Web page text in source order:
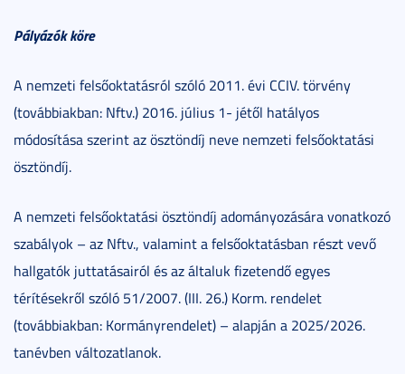
Pályázók köre
A nemzeti felsőoktatásról szóló 2011. évi CCIV. törvény
(továbbiakban: Nftv.) 2016. július 1- jétől hatályos
módosítása szerint az ösztöndíj neve nemzeti felsőoktatási
ösztöndíj.
A nemzeti felsőoktatási ösztöndíj adományozására vonatkozó
szabályok – az Nftv., valamint a felsőoktatásban részt vevő
hallgatók juttatásairól és az általuk fizetendő egyes
térítésekről szóló 51/2007. (III. 26.) Korm. rendelet
(továbbiakban: Kormányrendelet) – alapján a 2025/2026.
tanévben változatlanok.